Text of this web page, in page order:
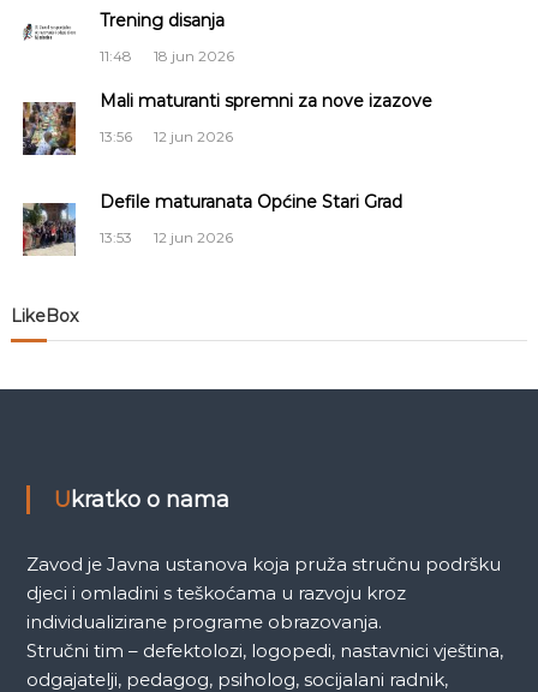
a
č
a
n
a
a
Trening disanja
11:48 18 jun 2026
Mali maturanti spremni za nove izazove
13:56 12 jun 2026
Defile maturanata Općine Stari Grad
13:53 12 jun 2026
LikeBox
Ukratko o nama
Zavod je Javna ustanova koja pruža stručnu podršku
djeci i omladini s teškoćama u razvoju kroz
individualizirane programe obrazovanja.
Stručni tim – defektolozi, logopedi, nastavnici vještina,
odgajatelji, pedagog, psiholog, socijalani radnik,